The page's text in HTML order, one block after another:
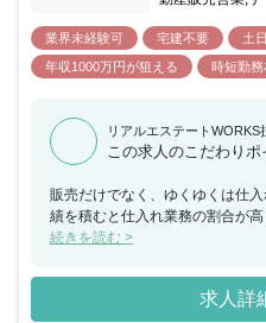
業界未経験可 宅建不要 土
年収1000万円が狙える
時短勤
リアルエステートWORKS
この求人のこだわりポ
販売だけでなく、ゆくゆくは仕
績を積むと仕入れ業務の割合が
高くなります！
続きを読む >
求人詳